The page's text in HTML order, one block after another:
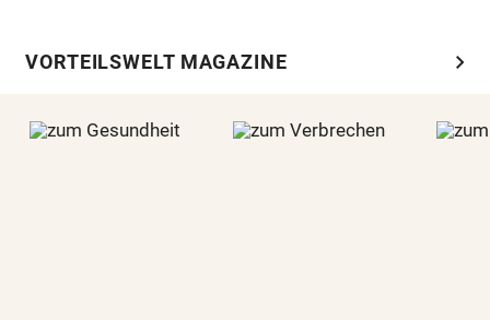
VORTEILSWELT MAGAZINE chevron_right